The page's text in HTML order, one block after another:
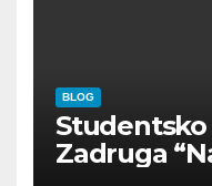
BLOG
Zadruga